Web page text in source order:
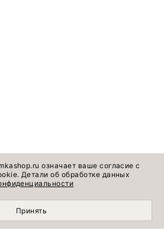
означает ваше согласие с
Детали об обработке данных
Принять